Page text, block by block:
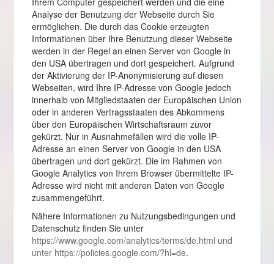
Analyse der Benutzung der Webseite durch Sie
ermöglichen. Die durch das Cookie erzeugten
Informationen über Ihre Benutzung dieser Webseite
werden in der Regel an einen Server von Google in
den USA übertragen und dort gespeichert. Aufgrund
der Aktivierung der IP-Anonymisierung auf diesen
Webseiten, wird Ihre IP-Adresse von Google jedoch
innerhalb von Mitgliedstaaten der Europäischen Union
oder in anderen Vertragsstaaten des Abkommens
über den Europäischen Wirtschaftsraum zuvor
gekürzt. Nur in Ausnahmefällen wird die volle IP-
Adresse an einen Server von Google in den USA
übertragen und dort gekürzt. Die im Rahmen von
Google Analytics von Ihrem Browser übermittelte IP-
Adresse wird nicht mit anderen Daten von Google
zusammengeführt.
Nähere Informationen zu Nutzungsbedingungen und
Datenschutz finden Sie unter
https://www.google.com/analytics/terms/de.html und
unter https://policies.google.com/?hl=de.